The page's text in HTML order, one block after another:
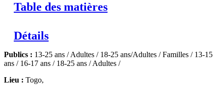
Table des matières
Détails
Publics : 13-25 ans / Adultes / 18-25 ans/Adultes / Familles / 13-15
ans / 16-17 ans / 18-25 ans / Adultes /
Lieu : Togo,